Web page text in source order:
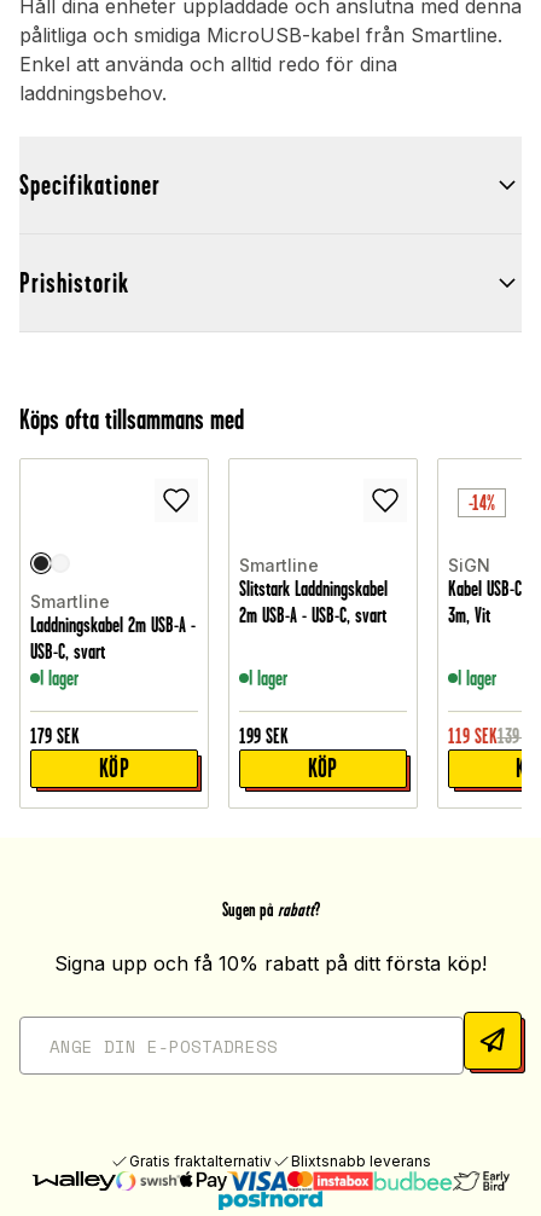
Håll dina enheter uppladdade och anslutna med denna
pålitliga och smidiga MicroUSB-kabel från Smartline.
Enkel att använda och alltid redo för dina
laddningsbehov.
Specifikationer
Prishistorik
Köps ofta tillsammans med
Smartline
Laddningskabel 2m USB-A -
USB-C, svart
I lager
179 SEK
KÖP
Smartline
Slitstark Laddningskabel
2m USB-A - USB-C, svart
I lager
199 SEK
KÖP
-14%
SiGN
Kabel USB-C
3m, Vit
I lager
119 SEK139
Sugen på rabatt?
Signa upp och få 10% rabatt på ditt första köp!
Gratis fraktalternativ Blixtsnabb leverans